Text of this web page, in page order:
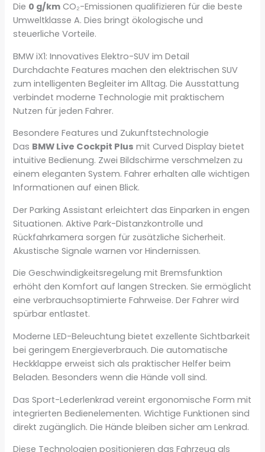
Die 0 g/km CO₂-Emissionen qualifizieren für die beste
Umweltklasse A. Dies bringt ökologische und
steuerliche Vorteile.
BMW iX1: Innovatives Elektro-SUV im Detail
Durchdachte Features machen den elektrischen SUV
zum intelligenten Begleiter im Alltag. Die Ausstattung
verbindet moderne Technologie mit praktischem
Nutzen für jeden Fahrer.
Besondere Features und Zukunftstechnologie
Das BMW Live Cockpit Plus mit Curved Display bietet
intuitive Bedienung. Zwei Bildschirme verschmelzen zu
einem eleganten System. Fahrer erhalten alle wichtigen
Informationen auf einen Blick.
Der Parking Assistant erleichtert das Einparken in engen
Situationen. Aktive Park-Distanzkontrolle und
Rückfahrkamera sorgen für zusätzliche Sicherheit.
Akustische Signale warnen vor Hindernissen.
Die Geschwindigkeitsregelung mit Bremsfunktion
erhöht den Komfort auf langen Strecken. Sie ermöglicht
eine verbrauchsoptimierte Fahrweise. Der Fahrer wird
spürbar entlastet.
Moderne LED-Beleuchtung bietet exzellente Sichtbarkeit
bei geringem Energieverbrauch. Die automatische
Heckklappe erweist sich als praktischer Helfer beim
Beladen. Besonders wenn die Hände voll sind.
Das Sport-Lederlenkrad vereint ergonomische Form mit
integrierten Bedienelementen. Wichtige Funktionen sind
direkt zugänglich. Die Hände bleiben sicher am Lenkrad.
Diese Technologien positionieren das Fahrzeug als